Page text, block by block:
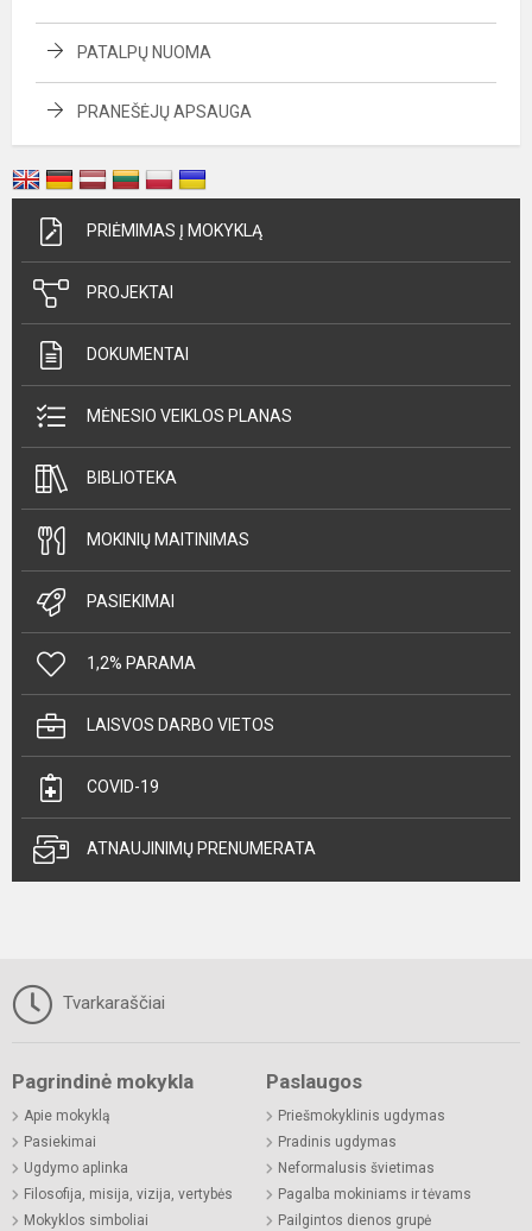
PATALPŲ NUOMA
PRANEŠĖJŲ APSAUGA
PRIĖMIMAS Į MOKYKLĄ
PROJEKTAI
DOKUMENTAI
MĖNESIO VEIKLOS PLANAS
BIBLIOTEKA
MOKINIŲ MAITINIMAS
PASIEKIMAI
1,2% PARAMA
LAISVOS DARBO VIETOS
COVID-19
ATNAUJINIMŲ PRENUMERATA
Tvarkaraščiai
Pagrindinė mokykla
Apie mokyklą
Pasiekimai
Ugdymo aplinka
Filosofija, misija, vizija, vertybės
Mokyklos simboliai
Paslaugos
Priešmokyklinis ugdymas
Pradinis ugdymas
Neformalusis švietimas
Pagalba mokiniams ir tėvams
Pailgintos dienos grupė